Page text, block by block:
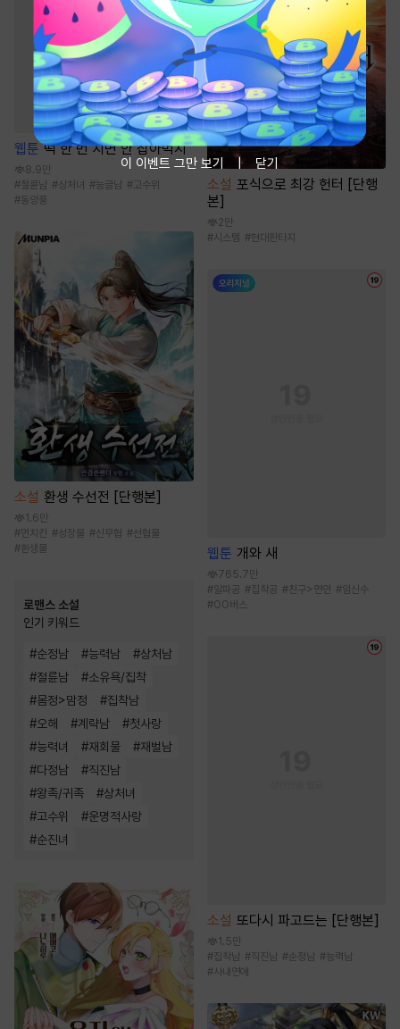
웹툰 떡 한 번 치면 안 잡아먹지
8.9만
#절륜남 #상처녀 #능글남 #고수위
#동양풍
소설 환생 수선전 [단행본]
1.6만
#먼치킨 #성장물 #신무협 #선협물
# 환생물
로맨스 소설
인기 키워드
#순정남 #능력남 #상처남
#절륜남 #소유욕/집착
#몸정>맘정 #집착남
#오해 #계략남 #첫사랑
#능력녀 #재회물 #재벌남
#다정남 #직진남
#왕족/귀족 #상처녀
#고수위 #운명적사랑
#순진녀
소설 포식으로 최강 헌터 [단행
본]
2만
#시스템 #현대판타지
웹툰 개와 새
765.7만
#알파공 #집착공 #친구>연인 #임신수
#OO버스
소설 또다시 파고드는 [단행본]
1.5만
#집착남 #직진남 #순정남 #능력남
#사내연애
이 이벤트 그만 보기 닫기